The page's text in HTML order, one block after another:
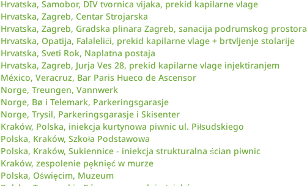
Hrvatska, Samobor, DIV tvornica vijaka, prekid kapilarne vlage
Hrvatska, Zagreb, Centar Strojarska
Hrvatska, Zagreb, Gradska plinara Zagreb, sanacija podrumskog prostora
Hrvatska, Opatija, Falalelići, prekid kapilarne vlage + brtvljenje stolarije
Hrvatska, Sveti Rok, Naplatna postaja
Hrvatska, Zagreb, Jurja Ves 28, prekid kapilarne vlage injektiranjem
México, Veracruz, Bar Paris Hueco de Ascensor
Norge, Treungen, Vannwerk
Norge, Bø i Telemark, Parkeringsgarasje
Norge, Trysil, Parkeringsgarasje i Skisenter
Kraków, Polska, iniekcja kurtynowa piwnic ul. Piłsudskiego
Polska, Kraków, Szkoła Podstawowa
Polska, Kraków, Sukiennice - iniekcja strukturalna ścian piwnic
Kraków, zespolenie pęknięć w murze
Polska, Oświęcim, Muzeum